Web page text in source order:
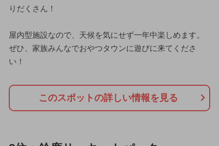
りだくさん！
屋内型施設なので、天候を気にせず一年中楽しめます。
ぜひ、家族みんなでおやつタウンに遊びに来てくださ
い！
このスポットの詳しい情報を見る